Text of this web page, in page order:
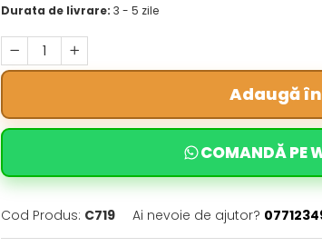
Durata de livrare: 3 - 5 zile
Adaugă
COMANDĂ PE
Cod Produs: C719 Ai nevoie de ajutor?